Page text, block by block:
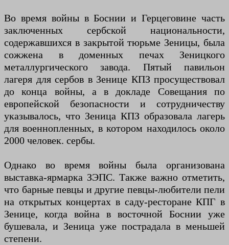
Во время войны в Боснии и Герцеговине часть
заключенных сербской национальности,
содержавшихся в закрытой тюрьме Зеницы, была
сожжена в доменных печах Зеницкого
металлургического завода. Пятый павильон
лагеря для сербов в Зенице КПЗ просуществовал
до конца войны, а в докладе Совещания по
европейской безопасности и сотрудничеству
указывалось, что Зеница КПЗ образовала лагерь
для военнопленных, в котором находилось около
2000 человек. сербы.
Однако во время войны была организована
выставка-ярмарка ЗЭПС. Также важно отметить,
что барные певцы и другие певцы-любители пели
на открытых концертах в саду-ресторане КПГ в
Зенице, когда война в восточной Боснии уже
бушевала, и Зеница уже пострадала в меньшей
степени.